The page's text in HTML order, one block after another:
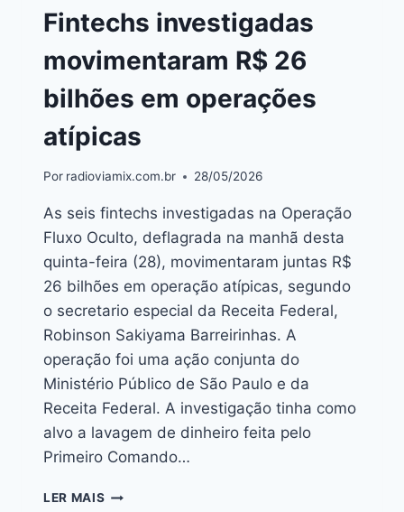
Fintechs investigadas
movimentaram R$ 26
bilhões em operações
atípicas
Por radioviamix.com.br 28/05/2026
As seis fintechs investigadas na Operação
Fluxo Oculto, deflagrada na manhã desta
quinta-feira (28), movimentaram juntas R$
26 bilhões em operação atípicas, segundo
o secretario especial da Receita Federal,
Robinson Sakiyama Barreirinhas. A
operação foi uma ação conjunta do
Ministério Público de São Paulo e da
Receita Federal. A investigação tinha como
alvo a lavagem de dinheiro feita pelo
Primeiro Comando…
LER MAIS